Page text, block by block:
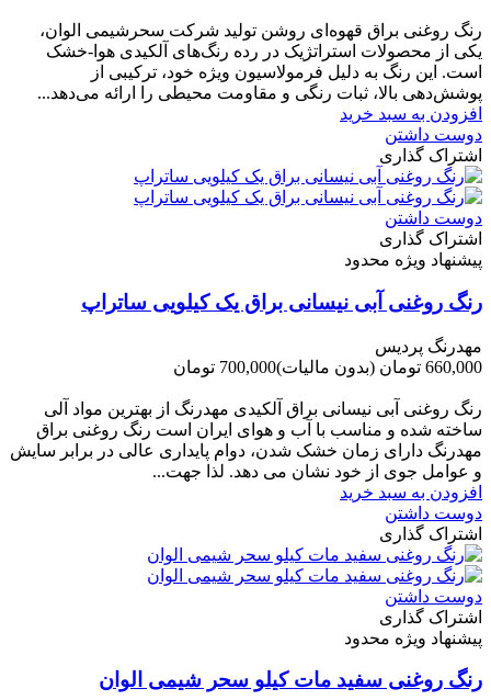
رنگ روغنی براق قهوه‌ای روشن تولید شرکت سحرشیمی الوان،
یکی از محصولات استراتژیک در رده رنگ‌های آلکیدی هوا-خشک
است. این رنگ به دلیل فرمولاسیون ویژه خود، ترکیبی از
پوشش‌دهی بالا، ثبات رنگی و مقاومت محیطی را ارائه می‌دهد...
افزودن به سبد خرید
دوست داشتن
اشتراک گذاری
دوست داشتن
اشتراک گذاری
پیشنهاد ویژه محدود
رنگ روغنی آبی نیسانی براق یک کیلویی ساتراپ
مهدرنگ پردیس
660,000 تومان
(بدون مالیات)700,000 تومان
رنگ روغنی آبی نیسانی براق آلکیدی مهدرنگ از بهترین مواد آلی
ساخته شده و مناسب با آب و هوای ایران است رنگ روغنی براق
مهدرنگ دارای زﻣﺎن ﺧﺸﮏ ﺷﺪن، دوام ﭘﺎﯾﺪاری عالی در ﺑﺮاﺑﺮ ﺳﺎﯾﺶ
و ﻋﻮاﻣﻞ ﺟﻮی از ﺧﻮد ﻧﺸﺎن ﻣﯽ دﻫﺪ. ﻟﺬا ﺟﻬﺖ...
افزودن به سبد خرید
دوست داشتن
اشتراک گذاری
دوست داشتن
اشتراک گذاری
پیشنهاد ویژه محدود
رنگ روغنی سفید مات کیلو سحر شیمی الوان